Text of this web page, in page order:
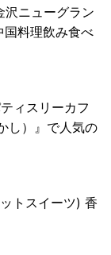
沢ニューグラン
国料理飲み食べ
ィスリーカフ
し）』で人気の
トスイーツ) 香